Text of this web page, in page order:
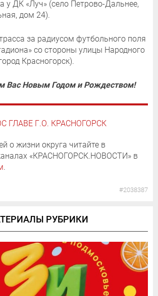
у ДК «Луч» (село Петрово-Дальнее,
дом 24).
за радиусом футбольного поля
со стороны улицы Народного
Красногорск).
Вас Новым Годом и Рождеством!
ГЛАВЕ Г.О. КРАСНОГОРСК
о жизни округа читайте в
«КРАСНОГОРСК.НОВОСТИ» в
.
#2038387
РУБРИКИ